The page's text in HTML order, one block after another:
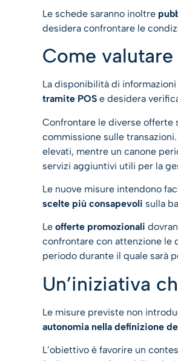
Le schede saranno inoltre
desidera confrontare le
Come
La disponibilità di
tramite POS e desidera
Confrontare le diverse offerte
commissione sulle
elevati, mentre un canone
servizi aggiuntivi utili per la
Le nuove misure intendono
scelte più consapevoli sulla
Le offerte promozionali
confrontare con attenzione le
periodo durante il quale sarà
Un’iniziativa
Le misure previste non
autonomia nella definizione
L’obiettivo è favorire un